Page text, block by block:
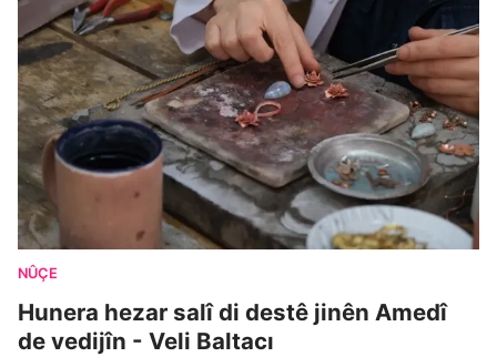
NÛÇE
Hunera hezar salî di destê jinên Amedî
de vedijîn - Veli Baltacı